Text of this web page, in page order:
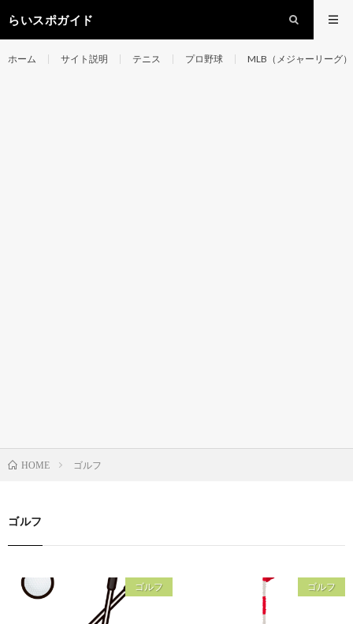
らいスポガイド
ホーム サイト説明 テニス プロ野球 MLB（メジャーリーグ）
HOME ゴルフ
ゴルフ
ゴルフ ゴルフ